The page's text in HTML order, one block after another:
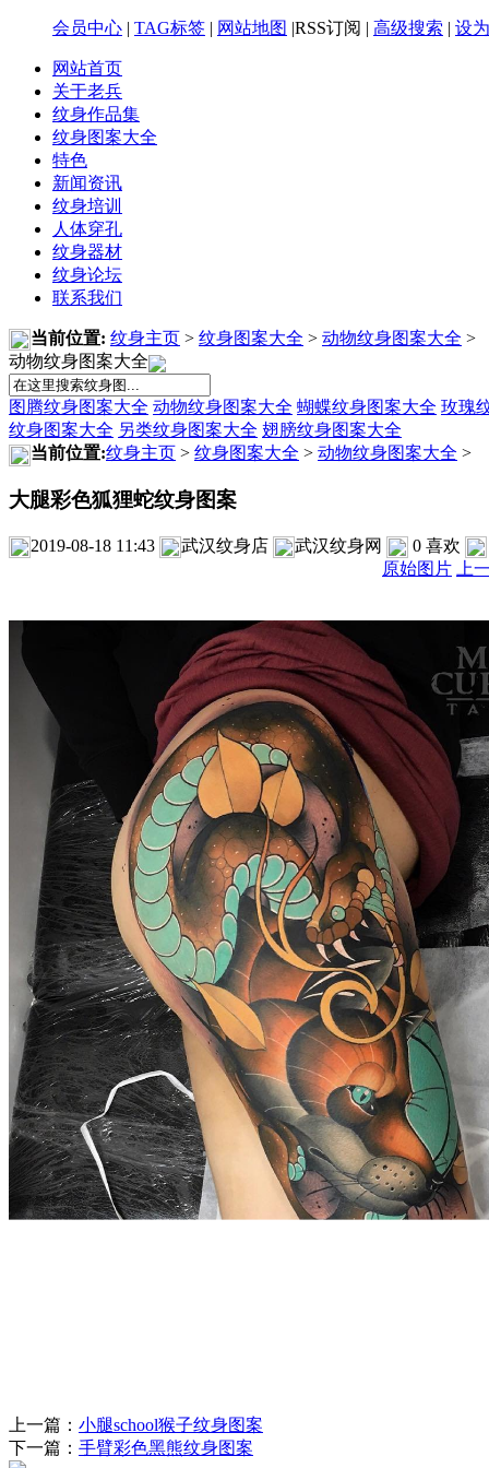
会员中心 | TAG标签 | 网站地图 |RSS订阅 | 高级搜索 | 设
网站首页
关于老兵
纹身作品集
纹身图案大全
特色
新闻资讯
纹身培训
人体穿孔
纹身器材
纹身论坛
联系我们
当前位置: 纹身主页 > 纹身图案大全 > 动物纹身图案大全 >
动物纹身图案大全
图腾纹身图案大全 动物纹身图案大全 蝴蝶纹身图案大全 玫瑰
纹身图案大全 另类纹身图案大全 翅膀纹身图案大全
当前位置:纹身主页 > 纹身图案大全 > 动物纹身图案大全 >
大腿彩色狐狸蛇纹身图案
2019-08-18 11:43 武汉纹身店 武汉纹身网 0 喜欢
原始图片 上
上一篇： 小腿school猴子纹身图案
下一篇： 手臂彩色黑熊纹身图案